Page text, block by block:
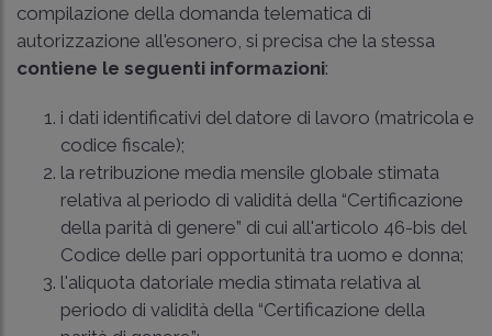
compilazione della domanda telematica di
autorizzazione all'esonero, si precisa che la stessa
contiene le seguenti informazioni:
i dati identificativi del datore di lavoro (matricola e
codice fiscale);
la retribuzione media mensile globale stimata
relativa al periodo di validità della “Certificazione
della parità di genere” di cui all'articolo 46-bis del
Codice delle pari opportunità tra uomo e donna;
l'aliquota datoriale media stimata relativa al
periodo di validità della “Certificazione della